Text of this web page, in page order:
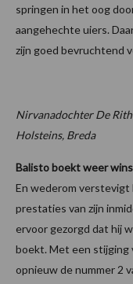
springen in het oog
aangehechte uiers.
zijn goed bevruchtend
Nirvanadochter De
Holsteins, Breda
Balisto boekt weer
En wederom
prestaties van zijn
ervoor gezorgd dat hij
boekt. Met een stijging
opnieuw de nummer 2